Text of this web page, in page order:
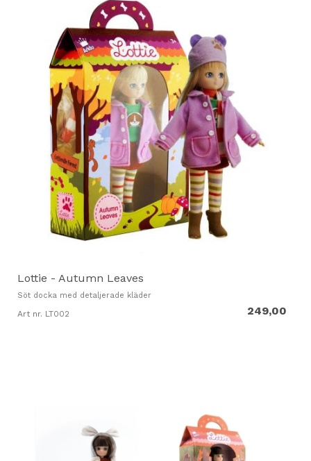
Lottie - Autumn Leaves
Söt docka med detaljerade kläder
Art nr. LT002 249,00